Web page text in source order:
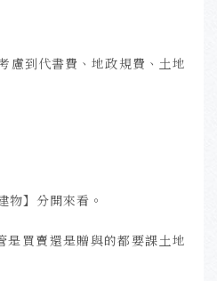
慮到代書費、地政規費、土地
物】分開來看。
是買賣還是贈與的都要課土地